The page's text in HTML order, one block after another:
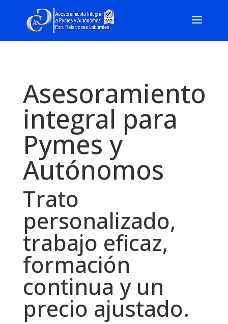
Asesoramiento
integral para
Pymes y
Autónomos
Trato
personalizado,
trabajo eficaz,
formación
continua y un
precio ajustado.